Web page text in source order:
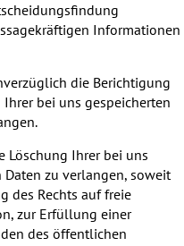
Informationen
die Berichtigung
bei uns gespeicherten
Löschung Ihrer bei uns
zu verlangen, soweit
des Rechts auf freie
zur Erfüllung einer
des öffentlichen